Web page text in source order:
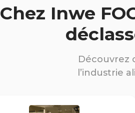
Chez Inwe
Découvrez
l’industrie